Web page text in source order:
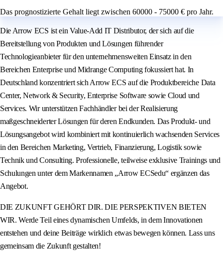
Das prognostizierte Gehalt liegt zwischen 60000 - 75000 € pro Jahr.
Die Arrow ECS ist ein Value-Add IT Distributor, der sich auf die
Bereitstellung von Produkten und Lösungen führender
Technologieanbieter für den unternehmensweiten Einsatz in den
Bereichen Enterprise und Midrange Computing fokussiert hat. In
Deutschland konzentriert sich Arrow ECS auf die Produktbereiche Data
Center, Network & Security, Enterprise Software sowie Cloud und
Services. Wir unterstützen Fachhändler bei der Realisierung
maßgeschneiderter Lösungen für deren Endkunden. Das Produkt- und
Lösungsangebot wird kombiniert mit kontinuierlich wachsenden Services
in den Bereichen Marketing, Vertrieb, Finanzierung, Logistik sowie
Technik und Consulting. Professionelle, teilweise exklusive Trainings und
Schulungen unter dem Markennamen „Arrow ECSedu“ ergänzen das
Angebot.
DIE ZUKUNFT GEHÖRT DIR. DIE PERSPEKTIVEN BIETEN
WIR. Werde Teil eines dynamischen Umfelds, in dem Innovationen
entstehen und deine Beiträge wirklich etwas bewegen können. Lass uns
gemeinsam die Zukunft gestalten!